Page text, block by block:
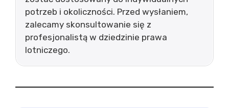
potrzeb i okoliczności. Przed wysłaniem,
zalecamy skonsultowanie się z
profesjonalistą w dziedzinie prawa
lotniczego.